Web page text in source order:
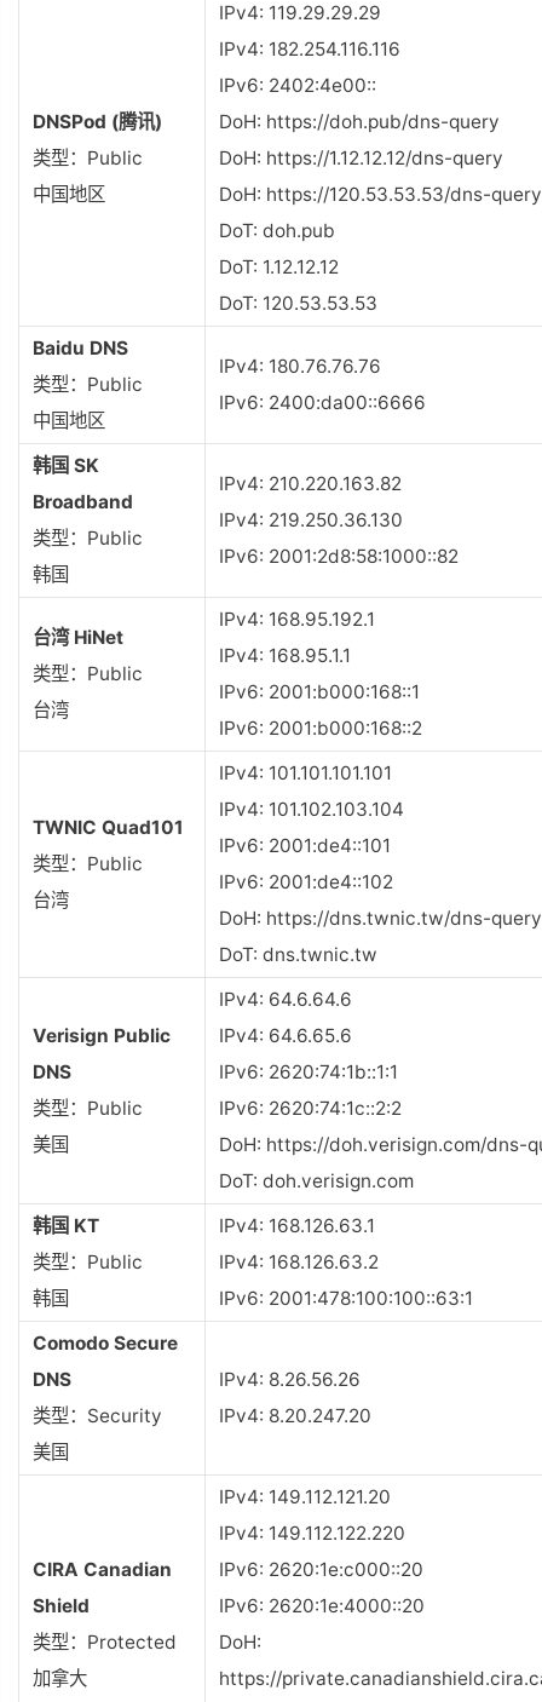
DNSPod (腾讯)
类型：Public
中国地区
IPv4: 119.29.29.29
IPv4: 182.254.116.116
IPv6: 2402:4e00::
DoH: https://doh.pub/dns-query
DoH: https://1.12.12.12/dns-query
DoH: https://120.53.53.53/dns-query
DoT: doh.pub
DoT: 1.12.12.12
DoT: 120.53.53.53
Baidu DNS
类型：Public
中国地区
IPv4: 180.76.76.76
IPv6: 2400:da00::6666
韩国 SK
Broadband
类型：Public
韩国
IPv4: 210.220.163.82
IPv4: 219.250.36.130
IPv6: 2001:2d8:58:1000::82
台湾 HiNet
类型：Public
台湾
IPv4: 168.95.192.1
IPv4: 168.95.1.1
IPv6: 2001:b000:168::1
IPv6: 2001:b000:168::2
TWNIC Quad101
类型：Public
台湾
IPv4: 101.101.101.101
IPv4: 101.102.103.104
IPv6: 2001:de4::101
IPv6: 2001:de4::102
DoH: https://dns.twnic.tw/dns-query
DoT: dns.twnic.tw
Verisign Public
DNS
类型：Public
美国
IPv4: 64.6.64.6
IPv4: 64.6.65.6
IPv6: 2620:74:1b::1:1
IPv6: 2620:74:1c::2:2
DoH: https://doh.verisign.com/dns-
DoT: doh.verisign.com
韩国 KT
类型：Public
韩国
IPv4: 168.126.63.1
IPv4: 168.126.63.2
IPv6: 2001:478:100:100::63:1
Comodo Secure
DNS
类型：Security
美国
IPv4: 8.26.56.26
IPv4: 8.20.247.20
CIRA Canadian
Shield
类型：Protected
加拿大
IPv4: 149.112.121.20
IPv4: 149.112.122.220
IPv6: 2620:1e:c000::20
IPv6: 2620:1e:4000::20
DoH:
https://